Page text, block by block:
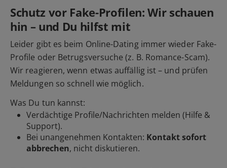
Schutz vor Fake-Profilen: Wir schauen
hin – und Du hilfst mit
Leider gibt es beim Online-Dating immer wieder Fake-
Profile oder Betrugsversuche (z. B. Romance-Scam).
Wir reagieren, wenn etwas auffällig ist – und prüfen
Meldungen so schnell wie möglich.
Was Du tun kannst:
Verdächtige Profile/Nachrichten melden (Hilfe &
Support).
Bei unangenehmen Kontakten: Kontakt sofort
abbrechen, nicht diskutieren.